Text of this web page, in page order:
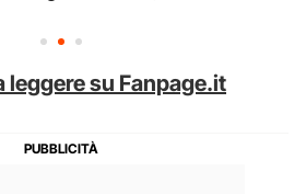
leggere su Fanpage.it